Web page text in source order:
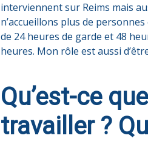
interviennent sur Reims mais
n’accueillons plus de
de 24 heures de garde et 48
heures. Mon rôle est aussi
Qu’est-ce
travailler ?